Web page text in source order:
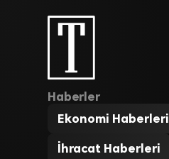
Haberler
Ekonomi Haberleri
İhracat Haberleri